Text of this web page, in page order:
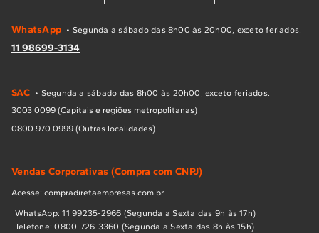
WhatsApp • Segunda a sábado das 8h00 às 20h00, exceto feriados.
11 98699-3134
SAC • Segunda a sábado das 8h00 às 20h00, exceto feriados.
3003 0099 (Capitais e regiões metropolitanas)
0800 970 0999 (Outras localidades)
Vendas Corporativas (Compra com CNPJ)
Acesse: compradiretaempresas.com.br
WhatsApp: 11 99235-2966 (Segunda a Sexta das 9h às 17h)
Telefone: 0800-726-3360 (Segunda a Sexta das 8h às 15h)